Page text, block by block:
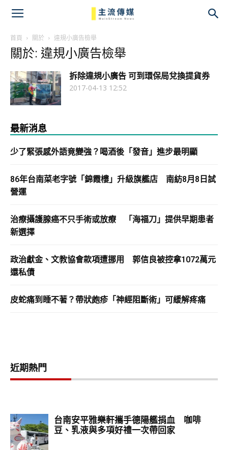
首頁 關於 違規小廣告檢舉
關於: 違規小廣告檢舉
拆除違規小廣告 可到環保局兌換提貨券
2017-04-13 12:52
最新消息
少了緊張感外語竟變強？喝酒後「發音」進步最明顯
86年台南菜老字號「錦霞樓」升級旗艦店 南紡8月8日試
營運
治療攝護腺癌不只手術或放療 「海福刀」提供早期患者
新選擇
政治獻金、文教協會款項遭挪用 郭信良被控拿1072萬元
還私債
皮蛇痛到睡不著？帶狀皰疹「神經阻斷術」可緩解疼痛
近期熱門